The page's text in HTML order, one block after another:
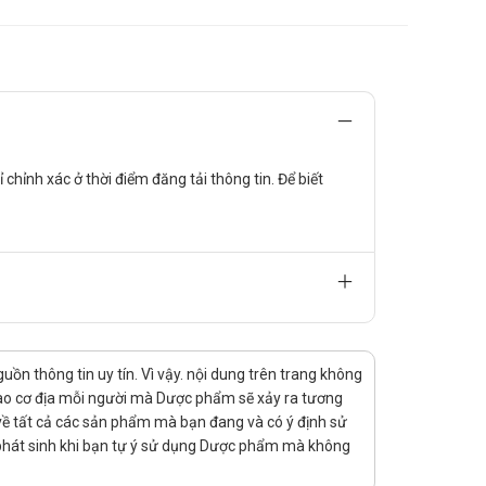
sau khi chớp mắt.
xác ở thời điểm đăng tải thông tin. Để biết
thông tin uy tín. Vì vậy. nội dung trên trang không
cơ địa mỗi người mà Dược phẩm sẽ xảy ra tương
tất cả các sản phẩm mà bạn đang và có ý định sử
sinh khi bạn tự ý sử dụng Dược phẩm mà không